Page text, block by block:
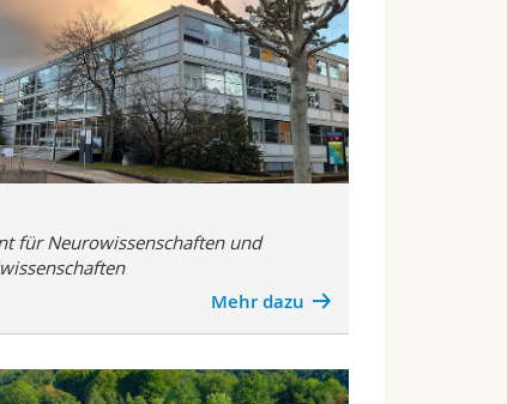
für Neurowissenschaften und
Mehr dazu